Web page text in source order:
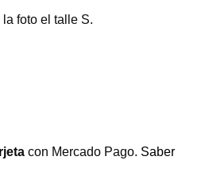
foto el talle S.
con Mercado Pago. Saber